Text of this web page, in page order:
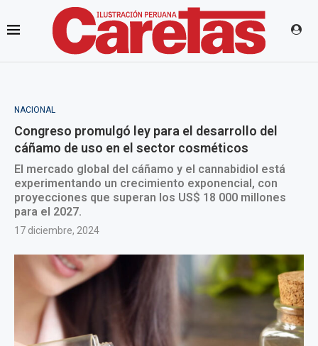
NACIONAL
Congreso promulgó ley para el desarrollo del
cáñamo de uso en el sector cosméticos
El mercado global del cáñamo y el cannabidiol está
experimentando un crecimiento exponencial, con
proyecciones que superan los US$ 18 000 millones
para el 2027.
17 diciembre, 2024